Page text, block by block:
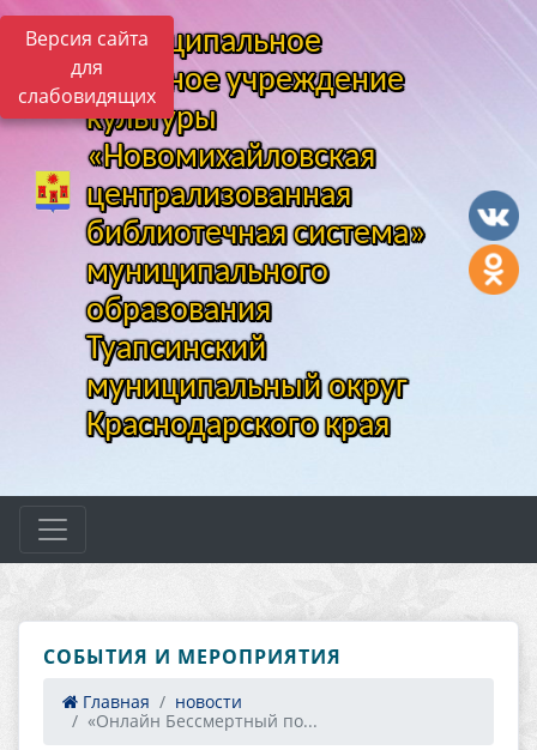
Версия сайта
для
слабовидящих
Муниципальное
казенное учреждение
культуры
«Новомихайловская
централизованная
библиотечная система»
муниципального
образования
Туапсинский
муниципальный округ
Краснодарского края
СОБЫТИЯ И МЕРОПРИЯТИЯ
Главная
новости
«Онлайн Бессмертный по...